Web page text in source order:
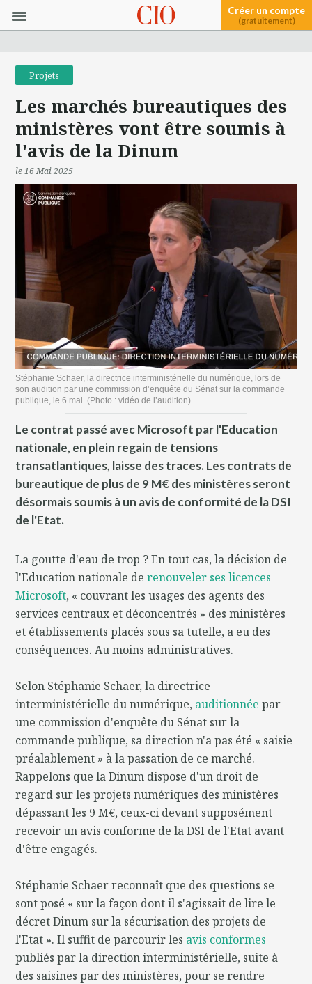
Créer un compte
(gratuitement)
Projets
Les marchés bureautiques des
ministères vont être soumis à
l'avis de la Dinum
le 16 Mai 2025
Stéphanie Schaer, la directrice interministérielle du numérique, lors de
son audition par une commission d’enquête du Sénat sur la commande
publique, le 6 mai. (Photo : vidéo de l’audition)
Le contrat passé avec Microsoft par l'Education
nationale, en plein regain de tensions
transatlantiques, laisse des traces. Les contrats de
bureautique de plus de 9 M€ des ministères seront
désormais soumis à un avis de conformité de la DSI
de l'Etat.
La goutte d'eau de trop ? En tout cas, la décision de
l'Education nationale derenouveler ses licences
Microsoft, « couvrant les usages des agents des
services centraux et déconcentrés » des ministères
et établissements placés sous sa tutelle, a eu des
conséquences. Au moins administratives.
Selon Stéphanie Schaer, la directrice
interministérielle du numérique, auditionnée par
une commission d'enquête du Sénat sur la
commande publique, sa direction n'a pas été « saisie
préalablement » à la passation de ce marché.
Rappelons que la Dinum dispose d'un droit de
regard sur les projets numériques des ministères
dépassant les 9 M€, ceux-ci devant supposément
recevoir un avis conforme de la DSI de l'Etat avant
d'être engagés.
Stéphanie Schaer reconnaît que des questions se
sont posé « sur la façon dont il s'agissait de lire le
décret Dinum sur la sécurisation des projets de
l'Etat ». Il suffit de parcourir les avis conformes
publiés par la direction interministérielle, suite à
des saisines par des ministères, pour se rendre